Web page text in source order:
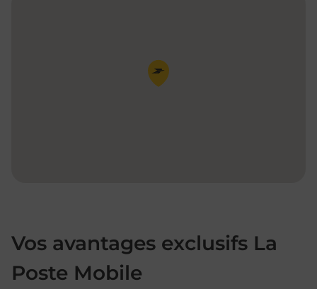
Pin de la carte
Vos avantages exclusifs La
Poste Mobile